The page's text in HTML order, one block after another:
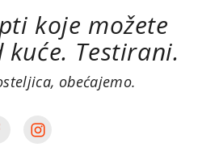
koje možete
Testirani.
obećajemo.